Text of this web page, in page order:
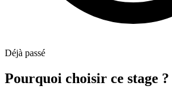
Déjà passé
Pourquoi choisir ce stage ?